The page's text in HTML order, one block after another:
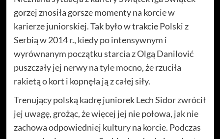
gorzej znosiła gorsze momenty na korcie w
karierze juniorskiej. Tak było w trakcie Polski z
Serbią w 2014 r., kiedy po intensywnym i
wyrównanym początku starcia z Olgą Danilović
puszczały jej nerwy na tyle mocno, że rzuciła
rakietą o kort i kopnęła ją z całej siły.
Trenujący polską kadrę juniorek Lech Sidor zwrócił
jej uwagę, grożąc, że więcej jej nie połowa, jak nie
zachowa odpowiedniej kultury na korcie. Podczas